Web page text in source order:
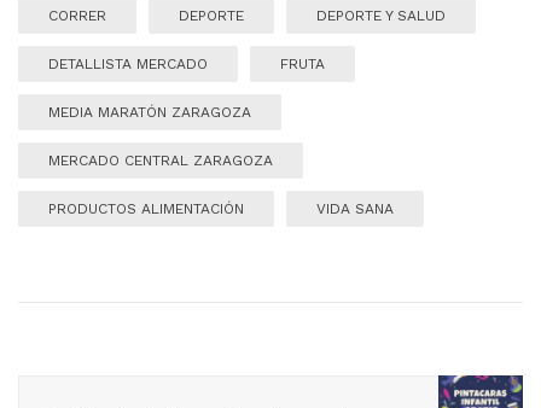
CORRER DEPORTE DEPORTE Y SALUD
DETALLISTA MERCADO FRUTA
MEDIA MARATÓN ZARAGOZA
MERCADO CENTRAL ZARAGOZA
PRODUCTOS ALIMENTACIÓN VIDA SANA